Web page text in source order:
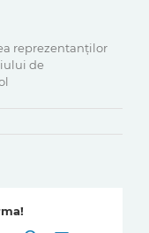
reprezentanților
de